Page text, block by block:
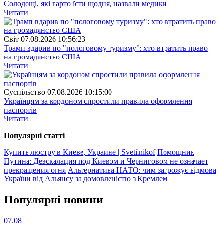
Солодощі, які варто їсти щодня, назвали медики
Читати
Свiт 07.08.2026 10:56:23
Трамп вдарив по "пологовому туризму": хто втратить право
на громадянство США
Читати
Суспiльство 07.08.2026 10:15:00
Українцям за кордоном спростили правила оформлення
паспортів
Читати
Популярнi статтi
Купить люстру в Киеве, Украине | Svetilnikof Помощник
Путина: Деэскалация под Киевом и Черниговом не означает
прекращения огня Альтернатива НАТО: чим загрожує відмова
України від Альянсу за домовленістю з Кремлем
Популярнi новини
07.08